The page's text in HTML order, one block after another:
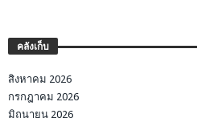
คลังเก็บ
สิงหาคม 2026
กรกฎาคม 2026
มิถุนายน 2026